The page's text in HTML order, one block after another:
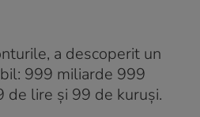
a descoperit un
999 miliarde 999
de lire și 99 de kuruși.